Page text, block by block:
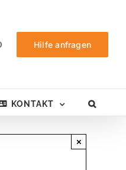
Hilfe anfragen
KONTAKT
×